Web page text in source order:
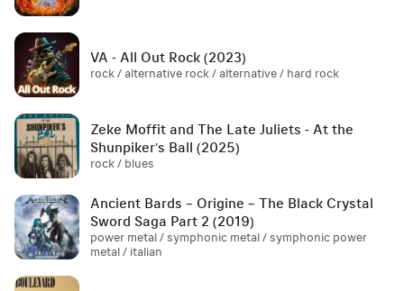
VA - All Out Rock (2023)
rock / alternative rock / alternative / hard rock
Zeke Moffit and The Late Juliets - At the
Shunpiker's Ball (2025)
rock / blues
Ancient Bards – Origine – The Black Crystal
Sword Saga Part 2 (2019)
power metal / symphonic metal / symphonic power
metal / italian